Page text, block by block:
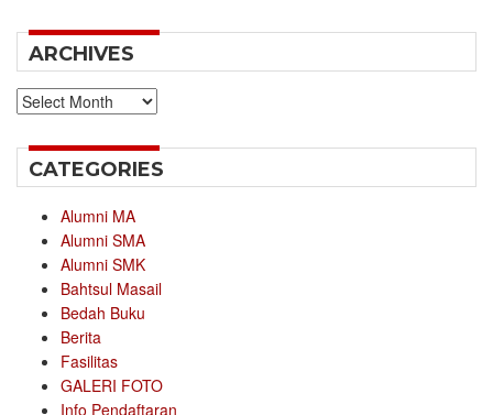
ARCHIVES
Archives
CATEGORIES
Alumni MA
Alumni SMA
Alumni SMK
Bahtsul Masail
Bedah Buku
Berita
Fasilitas
GALERI FOTO
Info Pendaftaran